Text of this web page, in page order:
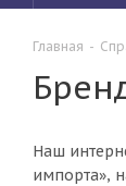
Главная -
Наш
импорта»,